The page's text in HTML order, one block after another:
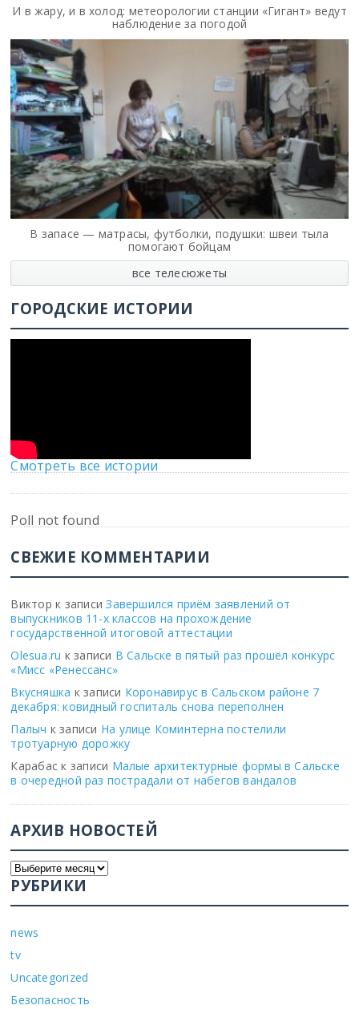
И в жару, и в холод: метеорологии станции «Гигант» ведут
наблюдение за погодой
В запасе — матрасы, футболки, подушки: швеи тыла
помогают бойцам
все телесюжеты
ГОРОДСКИЕ ИСТОРИИ
Смотреть все истории
Poll not found
СВЕЖИЕ КОММЕНТАРИИ
Виктор к записиЗавершился приём заявлений от
выпускников 11-х классов на прохождение
государственной итоговой аттестации
Olesua.ru к записи В Сальске в пятый раз прошёл конкурс
«Мисс «Ренессанс»
Вкусняшка к записи Коронавирус в Сальском районе 7
декабря: ковидный госпиталь снова переполнен
Палыч к записи На улице Коминтерна постелили
тротуарную дорожку
Карабас к записи Малые архитектурные формы в Сальске
в очередной раз пострадали от набегов вандалов
АРХИВ НОВОСТЕЙ
РУБРИКИ
news
tv
Uncategorized
Безопасность